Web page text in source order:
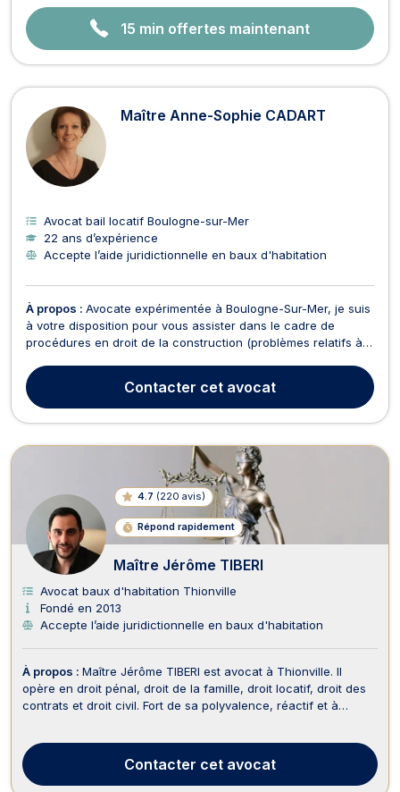
15 min offertes maintenant
Maître Anne-Sophie CADART
Avocat bail locatif Boulogne-sur-Mer
22 ans d’expérience
Accepte l’aide juridictionnelle en baux d'habitation
À propos : Avocate expérimentée à Boulogne-Sur-Mer, je suis
à votre disposition pour vous assister dans le cadre de
procédures en droit de la construction (problèmes relatifs à
immobilier (baux d'habitation, baux commerciaux ) et
copropriété , et en droit de la famille (divorce...
Contacter cet avocat
4.7 (220 avis)
Répond rapidement
Maître Jérôme TIBERI
Avocat baux d'habitation Thionville
Fondé en 2013
Accepte l’aide juridictionnelle en baux d'habitation
À propos : Maître Jérôme TIBERI est avocat à Thionville. Il
opère en droit pénal, droit de la famille, droit locatif, droit des
contrats et droit civil. Fort de sa polyvalence, réactif et à
juridiques. En droit pénal, il intervi...
Contacter cet avocat